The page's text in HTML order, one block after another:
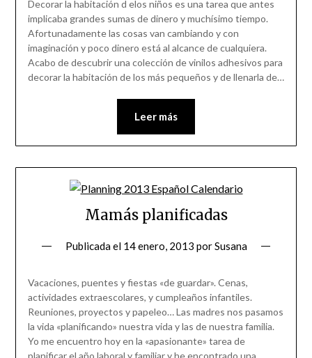
Decorar la habitación d elos niños es una tarea que antes
implicaba grandes sumas de dinero y muchísimo tiempo.
Afortunadamente las cosas van cambiando y con
imaginación y poco dinero está al alcance de cualquiera.
Acabo de descubrir una colección de vinilos adhesivos para
decorar la habitación de los más pequeños y de llenarla de…
Leer más
Mamás planificadas
Publicada el 14 enero, 2013 porSusana
Vacaciones, puentes y fiestas «de guardar». Cenas,
actividades extraescolares, y cumpleaños infantiles.
Reuniones, proyectos y papeleo… Las madres nos pasamos
la vida «planificando» nuestra vida y las de nuestra familia.
Yo me encuentro hoy en la «apasionante» tarea de
planificar el año laboral y familiar y he encontrado una